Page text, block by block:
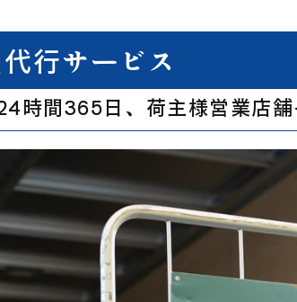
行サービス
時間365日、荷主様営業店